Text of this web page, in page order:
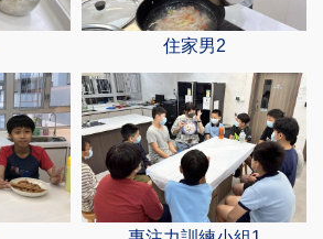
住家男2